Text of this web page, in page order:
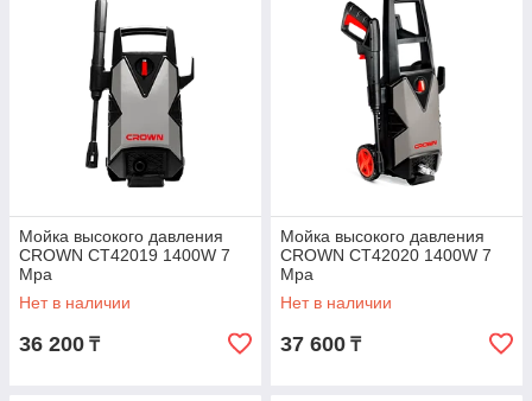
Мойка высокого давления
CROWN CT42019 1400W 7
Mpa
Нет в наличии
36 200 ₸
Мойка высокого давления
CROWN CT42020 1400W 7
Mpa
Нет в наличии
37 600 ₸